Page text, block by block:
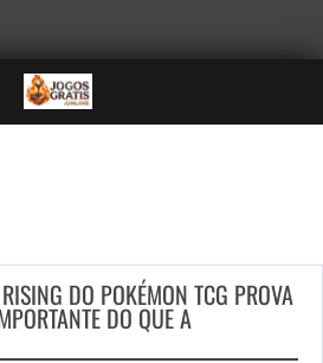
DO POKÉMON TCG PROVA
DO QUE A